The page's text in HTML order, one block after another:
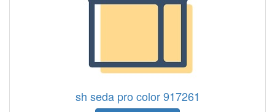
sh seda pro color 917261